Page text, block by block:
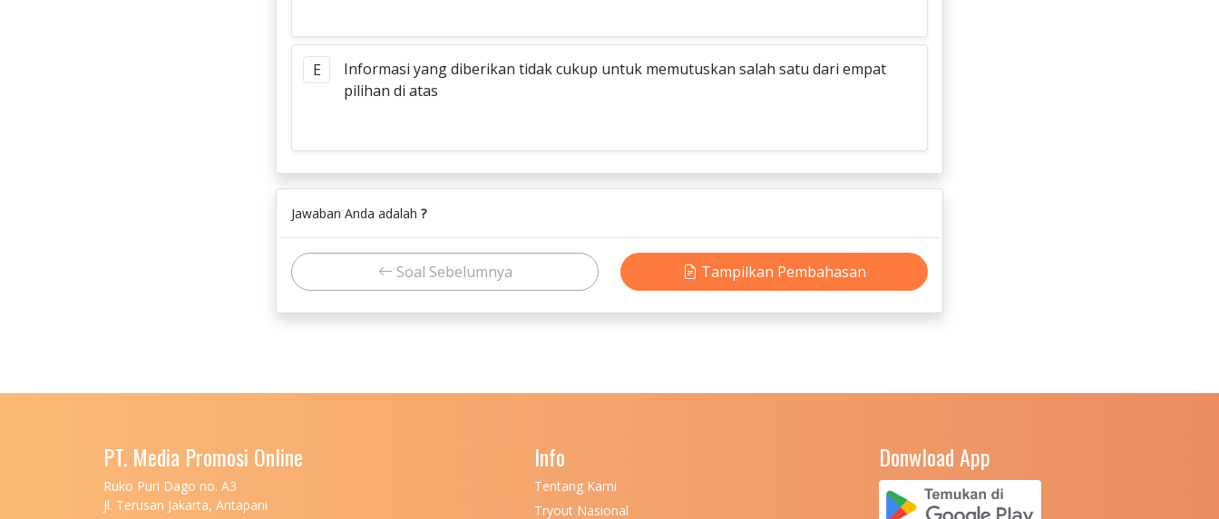
E
Informasi yang diberikan tidak cukup untuk memutuskan salah satu dari empat
pilihan di atas
Jawaban Anda adalah ?
Soal Sebelumnya Tampilkan Pembahasan
PT. Media Promosi Online
Ruko Puri Dago no. A3
Jl. Terusan Jakarta, Antapani
Info
Tentang Kami
Tryout Nasional
Donwload App